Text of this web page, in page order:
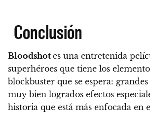
Conclusión
Bloodshot es una entretenida
superhéroes que tiene los
blockbuster que se espera:
muy bien logrados efectos
historia que está más enfocada en